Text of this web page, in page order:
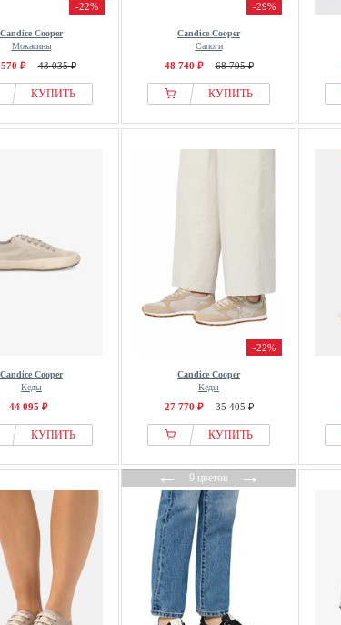
-22%
Candice Cooper
Мокасины
₽ 43 035 ₽
КУПИТЬ
-29%
Candice Cooper
Сапоги
48 740 ₽ 68 795 ₽
КУПИТЬ
Candice Cooper
Кеды
44 095 ₽
КУПИТЬ
-22%
Candice Cooper
Кеды
27 770 ₽ 35 405 ₽
КУПИТЬ
←9 цветов→